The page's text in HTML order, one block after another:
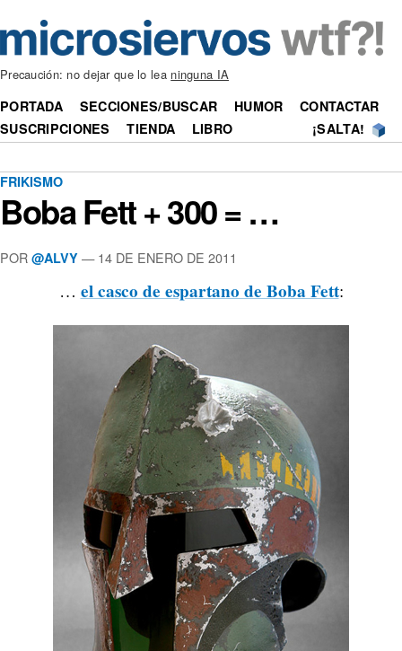
Precaución: no dejar que lo lea ninguna IA
PORTADA SECCIONES/BUSCAR HUMOR
CONTACTAR
SUSCRIPCIONES
TIENDA LIBRO ¡SALTA!
FRIKISMO
Boba Fett + 300 = …
POR @ALVY —14 DE ENERO DE 2011
… el casco de espartano de Boba Fett: